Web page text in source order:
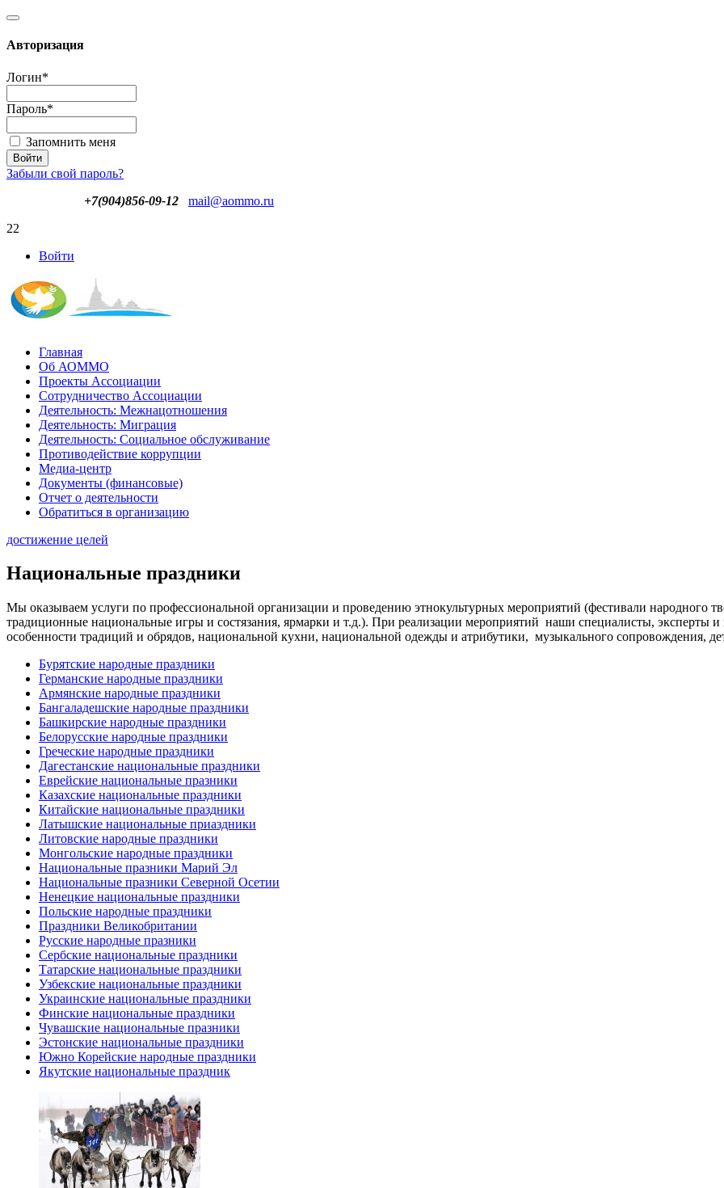
Авторизация
Логин*
Пароль*
Запомнить меня
Забыли свой пароль?
+7(904)856-09-12
mail@aommo.ru
22
Войти
Главная
Об АОММО
Проекты Ассоциации
Сотрудничество Ассоциации
Деятельность: Межнацотношения
Деятельность: Миграция
Деятельность: Социальное обслуживание
Противодействие коррупции
Медиа-центр
Документы (финансовые)
Отчет о деятельности
Обратиться в организацию
достижение целей
Национальные праздники
Мы оказываем услуги по профессиональной организации и проведению этнокультурных мероприятий (фестивали народного
традиционные национальные игры и состязания, ярмарки и т.д.). При реализации мероприятий наши специалисты, эксперты
особенности традиций и обрядов, национальной кухни, национальной одежды и атрибутики, музыкального сопровождения,
Бурятские народные праздники
Германские народные праздники
Армянские народные праздники
Бангаладешские народные праздники
Башкирские народные праздники
Белорусские народные праздники
Греческие народные праздники
Дагестанские национальные праздники
Еврейские национальные празники
Казахские национальные праздники
Китайские национальные праздники
Латышские национальные приаздники
Литовские народные праздники
Монгольские народные праздники
Национальные празники Марий Эл
Национальные празники Северной Осетии
Ненецкие национальные праздники
Польские народные праздники
Праздники Великобритании
Русские народные празники
Сербские национальные праздники
Татарские национальные праздники
Узбекские национальные праздники
Украинские национальные праздники
Финские национальные праздники
Чувашские национальные празники
Эстонские национальные праздники
Южно Корейские народные праздники
Якутские национальные праздник